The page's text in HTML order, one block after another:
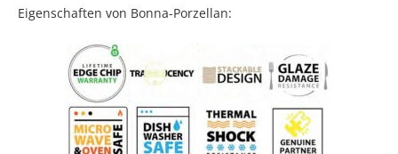
Eigenschaften von Bonna-Porzellan: